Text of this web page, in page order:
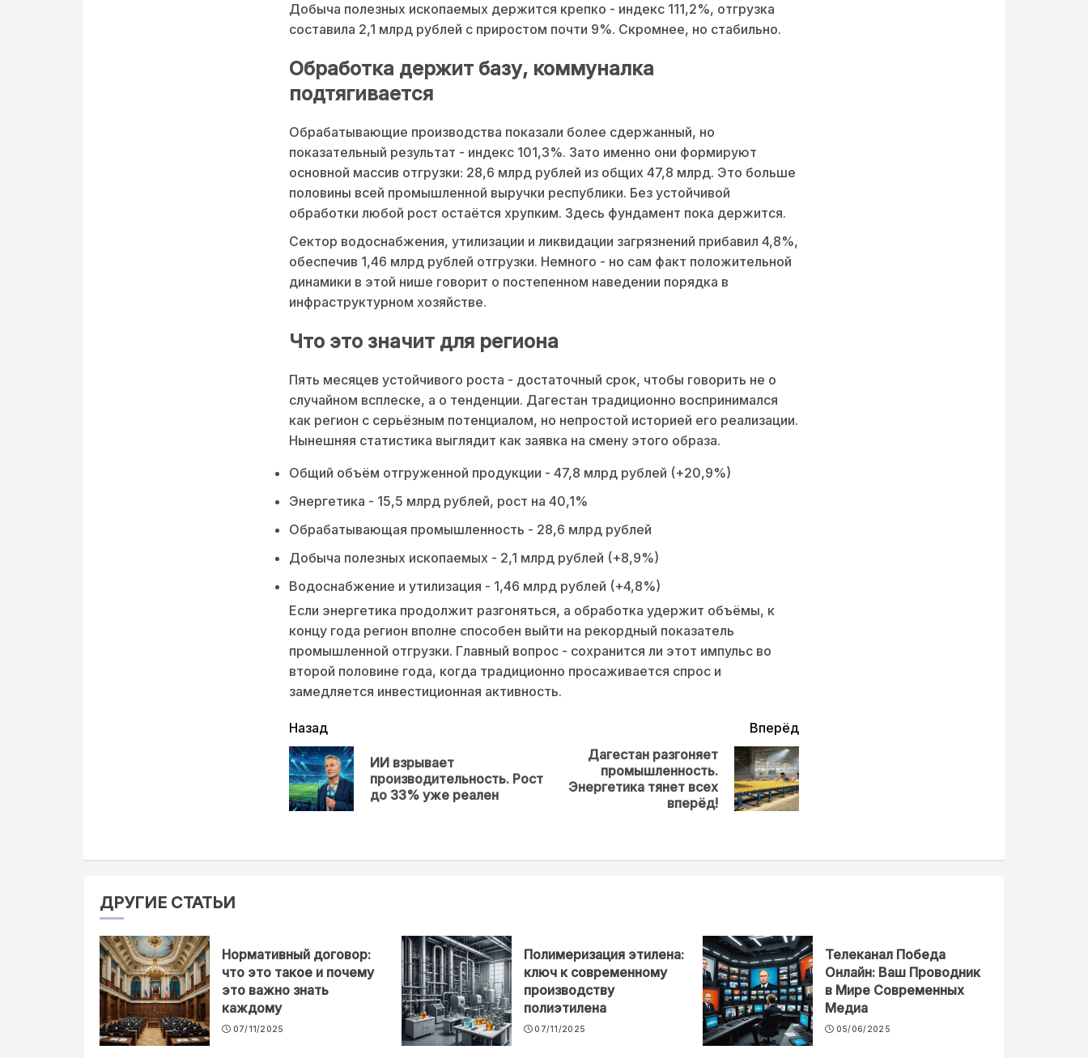
Добыча полезных ископаемых держится крепко - индекс 111,2%, отгрузка
составила 2,1 млрд рублей с приростом почти 9%. Скромнее, но стабильно.
Обработка держит базу, коммуналка
подтягивается
Обрабатывающие производства показали более сдержанный, но
показательный результат - индекс 101,3%. Зато именно они формируют
основной массив отгрузки: 28,6 млрд рублей из общих 47,8 млрд. Это больше
половины всей промышленной выручки республики. Без устойчивой
обработки любой рост остаётся хрупким. Здесь фундамент пока держится.
Сектор водоснабжения, утилизации и ликвидации загрязнений прибавил 4,8%,
обеспечив 1,46 млрд рублей отгрузки. Немного - но сам факт положительной
динамики в этой нише говорит о постепенном наведении порядка в
инфраструктурном хозяйстве.
Что это значит для региона
Пять месяцев устойчивого роста - достаточный срок, чтобы говорить не о
случайном всплеске, а о тенденции. Дагестан традиционно воспринимался
как регион с серьёзным потенциалом, но непростой историей его реализации.
Нынешняя статистика выглядит как заявка на смену этого образа.
Общий объём отгруженной продукции - 47,8 млрд рублей (+20,9%)
Энергетика - 15,5 млрд рублей, рост на 40,1%
Обрабатывающая промышленность - 28,6 млрд рублей
Добыча полезных ископаемых - 2,1 млрд рублей (+8,9%)
Водоснабжение и утилизация - 1,46 млрд рублей (+4,8%)
Если энергетика продолжит разгоняться, а обработка удержит объёмы, к
концу года регион вполне способен выйти на рекордный показатель
промышленной отгрузки. Главный вопрос - сохранится ли этот импульс во
второй половине года, когда традиционно просаживается спрос и
замедляется инвестиционная активность.
читать
еще
Назад
Предыдущая
новость
ИИ взрывает
производительность. Рост
до 33% уже реален
Вперёд
post:
Дагестан разгоняет
промышленность.
Энергетика тянет всех
вперёд!
ДРУГИЕ СТАТЬИ
Нормативный договор:
что это такое и почему
это важно знать
каждому
07/11/2025
Полимеризация этилена:
ключ к современному
производству
полиэтилена
07/11/2025
Телеканал Победа
Онлайн: Ваш Проводник
в Мире Современных
Медиа
05/06/2025